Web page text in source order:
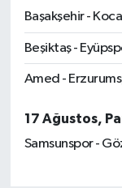
Başakşehir -
Beşiktaş -
Amed -
17 Ağustos,
Samsunspor -